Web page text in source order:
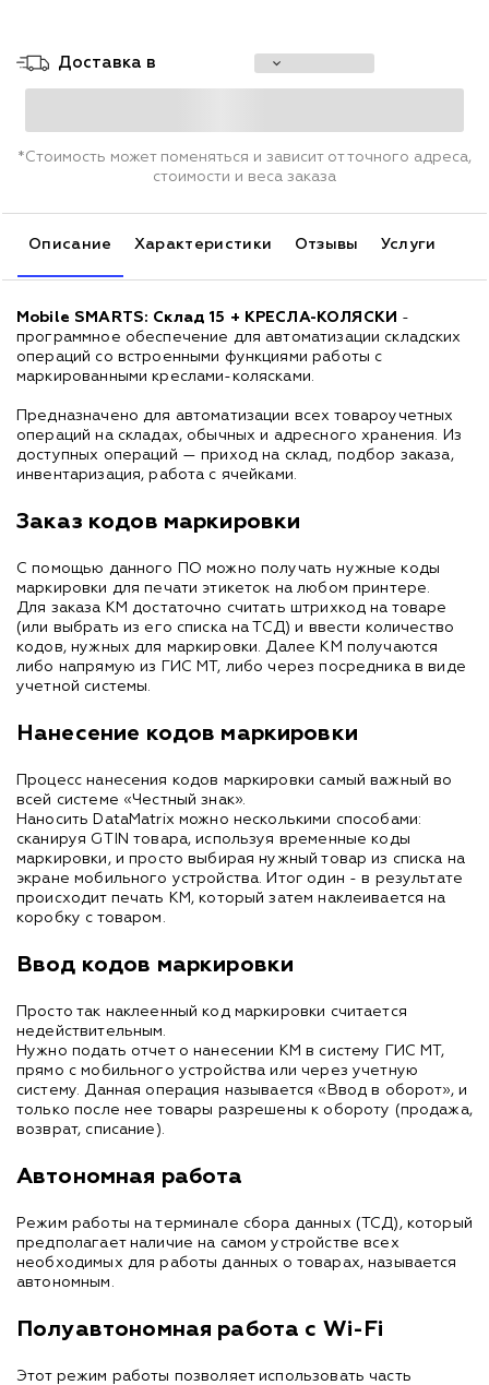
Доставка в
*Стоимость может поменяться и зависит от точного адреса,
стоимости и веса заказа
Описание Характеристики Отзывы Услуги
Mobile SMARTS: Склад 15 + КРЕСЛА-КОЛЯСКИ -
программное обеспечение для автоматизации складских
операций со встроенными функциями работы с
маркированными креслами-колясками.
Предназначено для автоматизации всех товароучетных
операций на складах, обычных и адресного хранения. Из
доступных операций — приход на склад, подбор заказа,
инвентаризация, работа с ячейками.
Заказ кодов маркировки
С помощью данного ПО можно получать нужные коды
маркировки для печати этикеток на любом принтере.
Для заказа КМ достаточно считать штрихкод на товаре
(или выбрать из его списка на ТСД) и ввести количество
кодов, нужных для маркировки. Далее КМ получаются
либо напрямую из ГИС МТ, либо через посредника в виде
учетной системы.
Нанесение кодов маркировки
Процесс нанесения кодов маркировки самый важный во
всей системе «Честный знак».
Наносить DataMatrix можно несколькими способами:
сканируя GTIN товара, используя временные коды
маркировки, и просто выбирая нужный товар из списка на
экране мобильного устройства. Итог один - в результате
происходит печать КМ, который затем наклеивается на
коробку с товаром.
Ввод кодов маркировки
Просто так наклеенный код маркировки считается
недействительным.
Нужно подать отчет о нанесении КМ в систему ГИС МТ,
прямо с мобильного устройства или через учетную
систему. Данная операция называется «Ввод в оборот», и
только после нее товары разрешены к обороту (продажа,
возврат, списание).
Автономная работа
Режим работы на терминале сбора данных (ТСД), который
предполагает наличие на самом устройстве всех
необходимых для работы данных о товарах, называется
автономным.
Полуавтономная работа с Wi-Fi
Этот режим работы позволяет использовать часть